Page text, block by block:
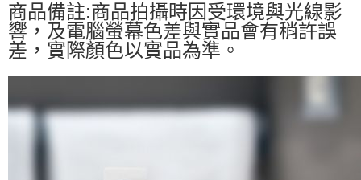
商品備註:商品拍攝時因受環境與光線影
響，及電腦螢幕色差與實品會有稍許誤
差，實際顏色以實品為準。